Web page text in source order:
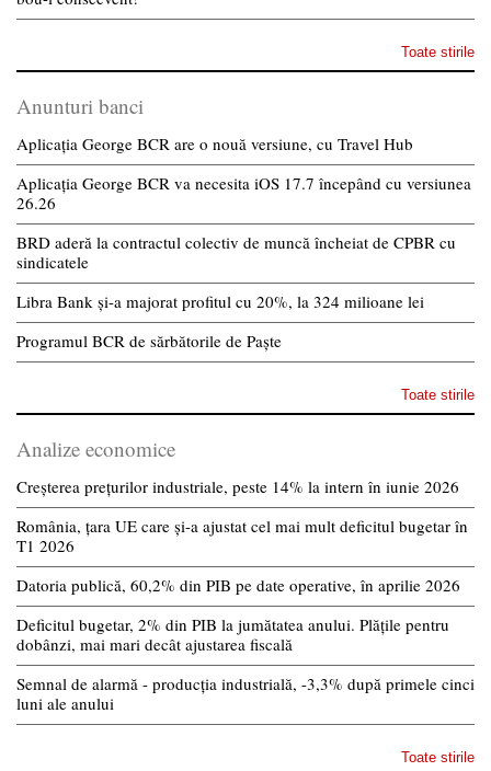
Toate stirile
Anunturi banci
Aplicația George BCR are o nouă versiune, cu Travel Hub
Aplicația George BCR va necesita iOS 17.7 începând cu versiunea
26.26
BRD aderă la contractul colectiv de muncă încheiat de CPBR cu
sindicatele
Libra Bank și-a majorat profitul cu 20%, la 324 milioane lei
Programul BCR de sărbătorile de Paște
Toate stirile
Analize economice
Creșterea prețurilor industriale, peste 14% la intern în iunie 2026
România, țara UE care și-a ajustat cel mai mult deficitul bugetar în
T1 2026
Datoria publică, 60,2% din PIB pe date operative, în aprilie 2026
Deficitul bugetar, 2% din PIB la jumătatea anului. Plățile pentru
dobânzi, mai mari decât ajustarea fiscală
Semnal de alarmă - producția industrială, -3,3% după primele cinci
luni ale anului
Toate stirile